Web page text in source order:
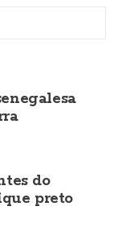
do
preto